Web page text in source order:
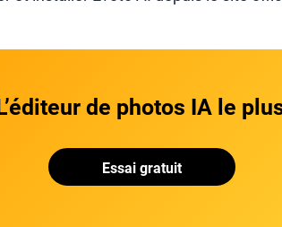
de photos IA le
Essai gratuit